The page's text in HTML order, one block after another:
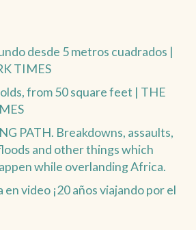
desde 5 metros cuadrados |
TIMES
from 50 square feet | THE
PATH. Breakdowns, assaults,
and other things which
while overlanding Africa.
video ¡20 años viajando por el